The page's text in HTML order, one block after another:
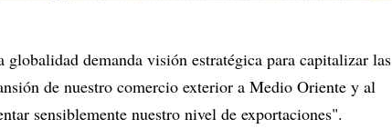
demanda visión estratégica para capitalizar las
de nuestro comercio exterior a Medio Oriente y al
sensiblemente nuestro nivel de exportaciones".